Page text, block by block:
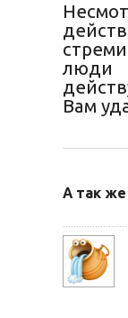
люди
Вам
А так